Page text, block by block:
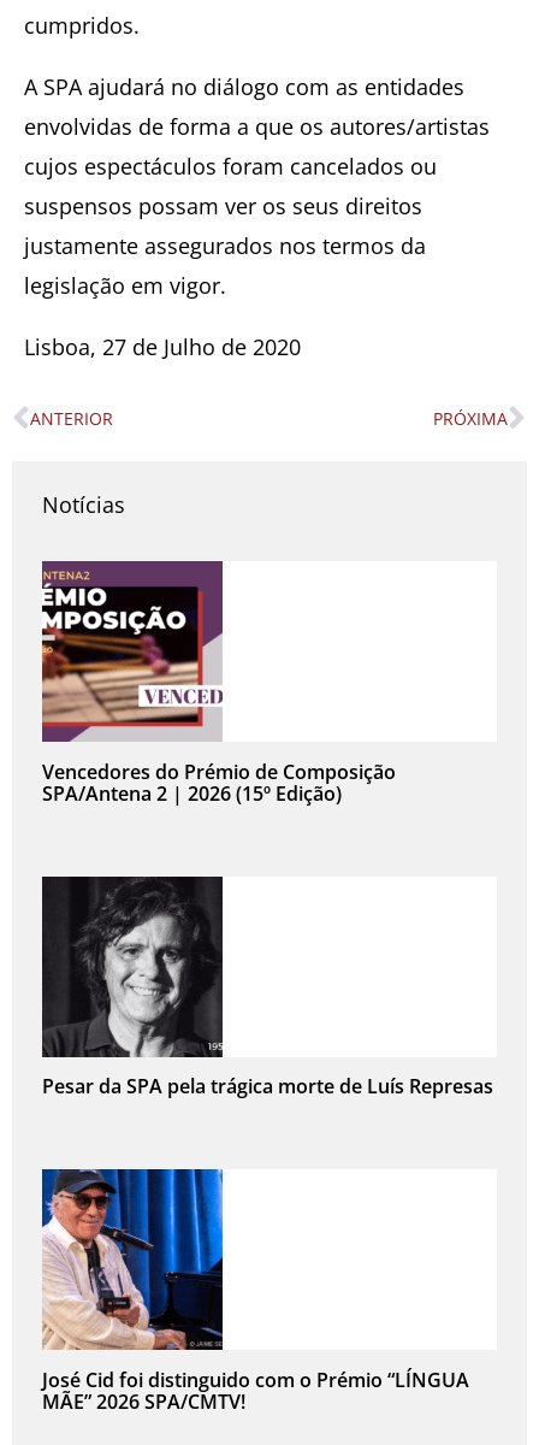
cumpridos.
A SPA ajudará no diálogo com as entidades
envolvidas de forma a que os autores/artistas
cujos espectáculos foram cancelados ou
suspensos possam ver os seus direitos
justamente assegurados nos termos da
legislação em vigor.
Lisboa, 27 de Julho de 2020
Prev
ANTERIOR PRÓXIMA
Notícias
Vencedores do Prémio de Composição
SPA/Antena 2 | 2026 (15º Edição)
Pesar da SPA pela trágica morte de Luís Represas
José Cid foi distinguido com o Prémio “LÍNGUA
MÃE” 2026 SPA/CMTV!